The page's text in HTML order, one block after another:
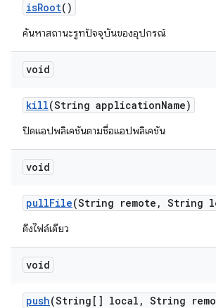
isRoot()
ค้นหาสถานะรูทปัจจุบันของอุปกรณ์
void
kill(String applicationName)
ปิดแอปพลิเคชันตามชื่อแอปพลิเคชัน
void
pullFile(String remote , String
ดึงไฟล์เดียว
void
push(String[] local , String